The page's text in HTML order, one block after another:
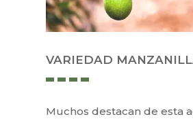
VARIEDAD
Muchos destacan de esta